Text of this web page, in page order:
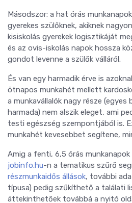
Másodszor: a hat órás
gyerekes szülőknek, akiknek
kisiskolás gyerekek logisztikáját
és az ovis-iskolás napok hossza
gondot levenne a szülők válláról.
És van egy harmadik érve is
ötnapos munkahét mellett
a munkavállalók nagy része (egyes
harmada) nem alszik eleget, ami
testi egészség szempontjából is.
munkahét kevesebbet segítene,
Amig a fenti, 6,5 órás munkanapok
jobinfo.hu-n a tematikus szűrő
részmunkaidős állások, további
típusa) pedig szűkíthető a találati
áttekinthetőek továbbá a nyitó